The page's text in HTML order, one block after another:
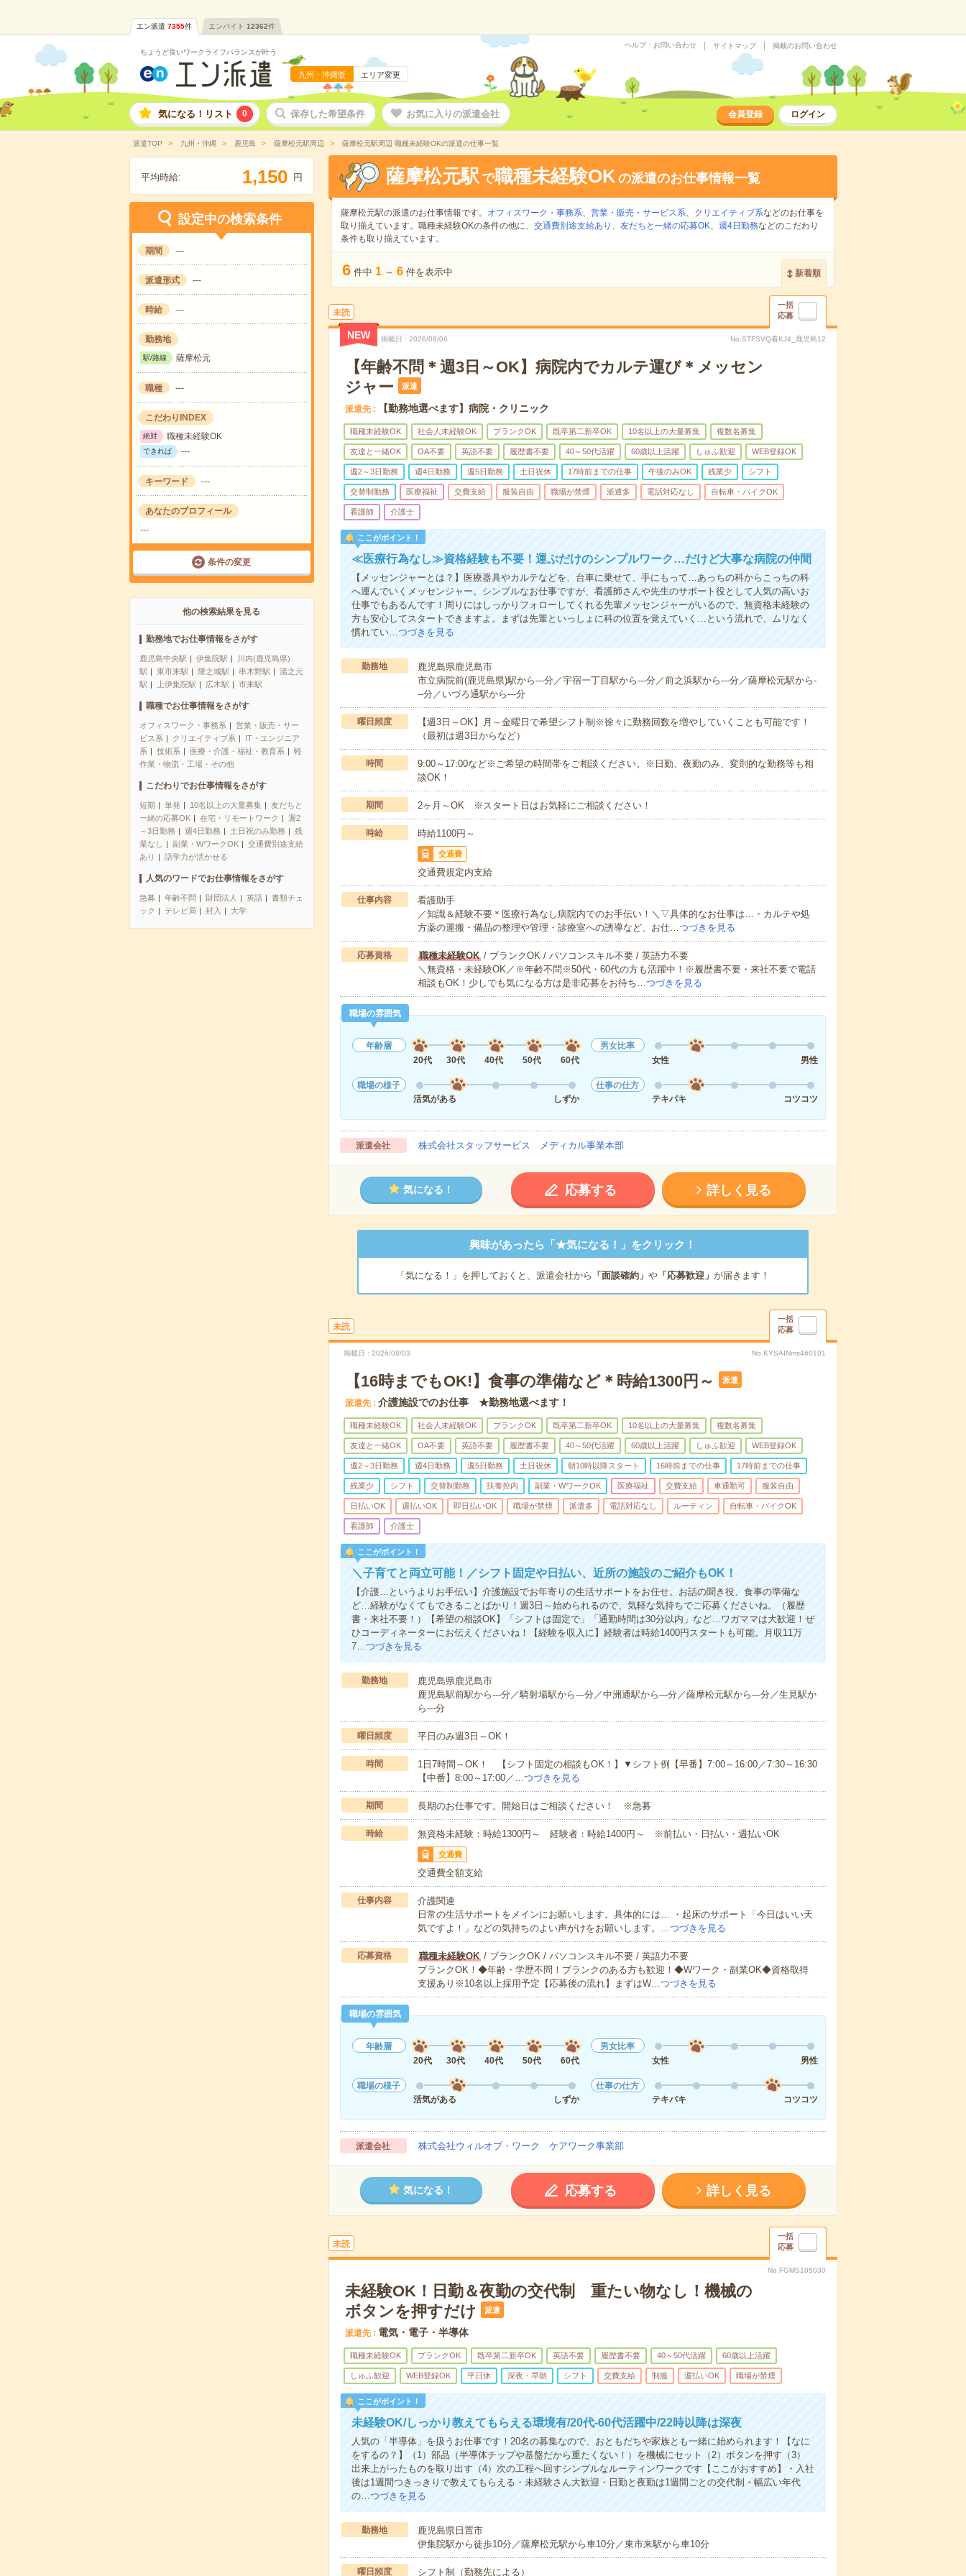
エン派遣 7355件 エンバイト 12362件
ちょうど良いワークライフバランスが叶う
九州・沖縄版 エリア変更
ヘルプ・お問い合わせ サイトマップ 掲載のお問い合わせ
気になる！リスト 0 保存した希望条件 お気に入りの派遣会社 会員登録 ログイン
派遣TOP 九州・沖縄 鹿児島 薩摩松元駅周辺 薩摩松元駅周辺 職種未経験OKの派遣の仕事一覧
平均時給: 1,150 円
設定中の検索条件
期間 ---
派遣形式 ---
時給 ---
勤務地
駅/路線 薩摩松元
職種 ---
こだわりINDEX
絶対 職種未経験OK
できれば ---
キーワード ---
あなたのプロフィール
---
条件の変更
他の検索結果を見る
勤務地でお仕事情報をさがす
鹿児島中央駅 伊集院駅
川内(鹿児島県)
駅
東市来駅 隈之城駅 串木野駅
湯之元
駅
上伊集院駅 広木駅 市来駅
職種でお仕事情報をさがす
オフィスワーク・事務系
営業・販売・サー
ビス系
クリエイティブ系
IT・エンジニア
系
技術系 医療・介護・福祉・教育系
軽
作業・物流・工場・その他
こだわりでお仕事情報をさがす
短期 単発 10名以上の大量募集
友だちと
一緒の応募OK
在宅・リモートワーク
週2
～3日勤務
週4日勤務 土日祝のみ勤務
残
業なし
副業・WワークOK
交通費別途支給
あり
語学力が活かせる
人気のワードでお仕事情報をさがす
急募 年齢不問 財団法人 英語
書類チェ
ック
テレビ局 封入 大学
薩摩松元駅 で職種未経験OKの派遣のお仕事情報一覧
薩摩松元駅の派遣のお仕事情報です。 オフィスワーク・事務系、 営業・販売・サービス系、 クリエイティブ系などのお仕事を
取り揃えています。職種未経験OKの条件の他に、 交通費別途支給あり 、 友だちと一緒の応募OK、 週4日勤務などのこだわり
条件も取り揃えています。
6 件中 1 ～ 6 件を表示中 新着順
未読
一括
応募
NEW 掲載日 2026/08/06 No.STFSVQ看KJ4_鹿児島12
【年齢不問＊週3日～OK】病院内でカルテ運び＊メッセン
ジャー
派遣
派遣先 【勤務地選べます】病院・クリニック
職種未経験OK 社会人未経験OK ブランクOK 既卒第二新卒OK 10名以上の大量募集 複数名募集
友達と一緒OK OA不要 英語不要 履歴書不要 40～50代活躍 60歳以上活躍 しゅふ歓迎 WEB登録OK
週2～3日勤務 週4日勤務 週5日勤務 土日祝休 17時前までの仕事 午後のみOK 残業少 シフト
交替制勤務 医療福祉 交費支給 服装自由 職場が禁煙 派遣多 電話対応なし 自転車・バイクOK
看護師 介護士
ここがポイント！
≪医療行為なし≫資格経験も不要！運ぶだけのシンプルワーク…だけど大事な病院の仲間
【メッセンジャーとは？】医療器具やカルテなどを、台車に乗せて、手にもって…あっちの科からこっちの科
へ運んでいくメッセンジャー。シンプルなお仕事ですが、看護師さんや先生のサポート役として人気の高いお
仕事でもあるんです！周りにはしっかりフォローしてくれる先輩メッセンジャーがいるので、無資格未経験の
方も安心してスタートできますよ。まずは先輩といっしょに科の位置を覚えていく…という流れで、ムリなく
慣れてい…つづきを見る
勤務地
鹿児島県鹿児島市
市立病院前(鹿児島県)駅から---分／宇宿一丁目駅から---分／前之浜駅から---分／薩摩松元駅から-
--分／いづろ通駅から---分
曜日頻度
【週3日～OK】月～金曜日で希望シフト制※徐々に勤務回数を増やしていくことも可能です！
（最初は週3日からなど）
時間
9:00～17:00など※ご希望の時間帯をご相談ください。※日勤、夜勤のみ、変則的な勤務等も相
談OK！
期間 2ヶ月～OK ※スタート日はお気軽にご相談ください！
時給 時給1100円～
交通費
交通費規定内支給
仕事内容
看護助手
／知識＆経験不要＊医療行為なし病院内でのお手伝い！＼▽具体的なお仕事は…・カルテや処
方薬の運搬・備品の整理や管理・診療室への誘導など、お仕…つづきを見る
応募資格 職種未経験OK/ ブランクOK / パソコンスキル不要 / 英語力不要
＼無資格・未経験OK／※年齢不問※50代・60代の方も活躍中！※履歴書不要・来社不要で電話
相談もOK！少しでも気になる方は是非応募をお待ち…つづきを見る
職場の雰囲気
年齢層
20代
30代 40代 50代 60代
男女比率
女性
男性
職場の様子
活気がある
しずか
仕事の仕方
テキパキ
コツコツ
派遣会社 株式会社スタッフサービス メディカル事業本部
気になる！ 応募する 詳しく見る
興味があったら「★気になる！」をクリック！
「気になる！」を押しておくと、派遣会社から 「面談確約」 や「応募歓迎」 が届きます！
未読
一括
応募
掲載日 2026/08/03 No.KYSAINms460101
【16時までもOK!】食事の準備など＊時給1300円～ 派遣
派遣先 介護施設でのお仕事 ★勤務地選べます！
職種未経験OK 社会人未経験OK ブランクOK 既卒第二新卒OK 10名以上の大量募集 複数名募集
友達と一緒OK OA不要 英語不要 履歴書不要 40～50代活躍 60歳以上活躍 しゅふ歓迎 WEB登録OK
週2～3日勤務 週4日勤務 週5日勤務 土日祝休 朝10時以降スタート 16時前までの仕事 17時前までの仕事
残業少 シフト 交替制勤務 扶養控内 副業・WワークOK 医療福祉 交費支給 車通勤可 服装自由
日払いOK 週払いOK 即日払いOK 職場が禁煙 派遣多 電話対応なし ルーティン 自転車・バイクOK
看護師 介護士
ここがポイント！
＼子育てと両立可能！／シフト固定や日払い、近所の施設のご紹介もOK！
【介護…というよりお手伝い】介護施設でお年寄りの生活サポートをお任せ。お話の聞き役、食事の準備な
ど…経験がなくてもできることばかり！週3日～始められるので、気軽な気持ちでご応募くださいね。（履歴
書・来社不要！）【希望の相談OK】「シフトは固定で」「通勤時間は30分以内」など…ワガママは大歓迎！ぜ
ひコーディネーターにお伝えくださいね！【経験を収入に】経験者は時給1400円スタートも可能。月収11万
7…つづきを見る
勤務地
鹿児島県鹿児島市
鹿児島駅前駅から---分／騎射場駅から---分／中洲通駅から---分／薩摩松元駅から---分／生見駅か
ら---分
曜日頻度 平日のみ週3日～OK！
時間
1日7時間～OK！ 【シフト固定の相談もOK！】▼シフト例【早番】7:00～16:00／7:30～16:30
【中番】8:00～17:00／…つづきを見る
期間 長期のお仕事です。開始日はご相談ください！ ※急募
時給 無資格未経験：時給1300円～ 経験者：時給1400円～ ※前払い・日払い・週払いOK
交通費
交通費全額支給
仕事内容
介護関連
日常の生活サポートをメインにお願いします。具体的には… ・起床のサポート「今日はいい天
気ですよ！」などの気持ちのよい声がけをお願いします。…つづきを見る
応募資格 職種未経験OK/ ブランクOK / パソコンスキル不要 / 英語力不要
ブランクOK！◆年齢・学歴不問！ブランクのある方も歓迎！◆Wワーク・副業OK◆資格取得
支援あり※10名以上採用予定【応募後の流れ】まずはW…つづきを見る
職場の雰囲気
年齢層
20代
30代 40代 50代 60代
男女比率
女性
男性
職場の様子
活気がある
しずか
仕事の仕方
テキパキ
コツコツ
派遣会社 株式会社ウィルオブ・ワーク ケアワーク事業部
気になる！ 応募する 詳しく見る
未読
一括
応募
No.FGMS105030
未経験OK！日勤＆夜勤の交代制 重たい物なし！機械の
ボタンを押すだけ
派遣
派遣先 電気・電子・半導体
職種未経験OK ブランクOK 既卒第二新卒OK 英語不要 履歴書不要 40～50代活躍 60歳以上活躍
しゅふ歓迎 WEB登録OK 平日休 深夜・早朝 シフト 交費支給 制服 週払いOK 職場が禁煙
ここがポイント！
未経験OK/しっかり教えてもらえる環境有/20代-60代活躍中/22時以降は深夜
人気の「半導体」を扱うお仕事です！20名の募集なので、おともだちや家族とも一緒に始められます！【なに
をするの？】（1）部品（半導体チップや基盤だから重たくない！）を機械にセット（2）ボタンを押す（3）
出来上がったものを取り出す（4）次の工程へ回すシンプルなルーティンワークです【ここがおすすめ】・入社
後は1週間つきっきりで教えてもらえる・未経験さん大歓迎・日勤と夜勤は1週間ごとの交代制・幅広い年代
の…つづきを見る
勤務地
鹿児島県日置市
伊集院駅から徒歩10分／薩摩松元駅から車10分／東市来駅から車10分
曜日頻度 シフト制（勤務先による）